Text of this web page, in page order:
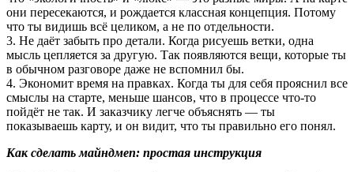
они пересекаются, и рождается классная концепция. Потому
что ты видишь всё целиком, а не по отдельности.
3. Не даёт забыть про детали. Когда рисуешь ветки, одна
мысль цепляется за другую. Так появляются вещи, которые ты
в обычном разговоре даже не вспомнил бы.
4. Экономит время на правках. Когда ты для себя прояснил все
смыслы на старте, меньше шансов, что в процессе что-то
пойдёт не так. И заказчику легче объяснять — ты
показываешь карту, и он видит, что ты правильно его понял.
Как сделать майндмеп: простая инструкция